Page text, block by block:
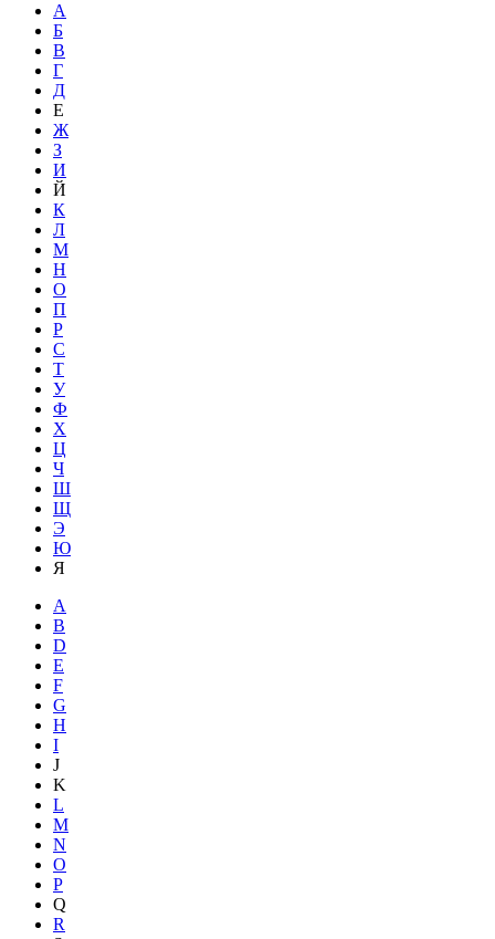
А
Б
В
Г
Д
Е
Ж
З
И
Й
К
Л
М
Н
О
П
Р
С
Т
У
Ф
Х
Ц
Ч
Ш
Щ
Э
Ю
Я
A
B
D
E
F
G
H
I
J
K
L
M
N
O
P
Q
R